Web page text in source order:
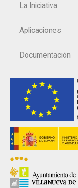
La Iniciativa
Aplicaciones
Documentación